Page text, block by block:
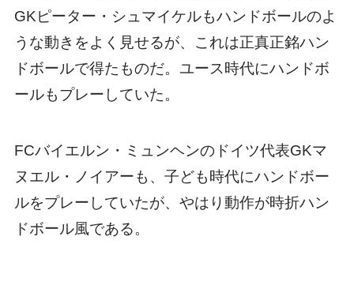
GKピーター・シュマイケルもハンドボールのよ
うな動きをよく見せるが、これは正真正銘ハン
ドボールで得たものだ。ユース時代にハンドボ
ールもプレーしていた。
FCバイエルン・ミュンヘンのドイツ代表GKマ
ヌエル・ノイアーも、子ども時代にハンドボー
ルをプレーしていたが、やはり動作が時折ハン
ドボール風である。